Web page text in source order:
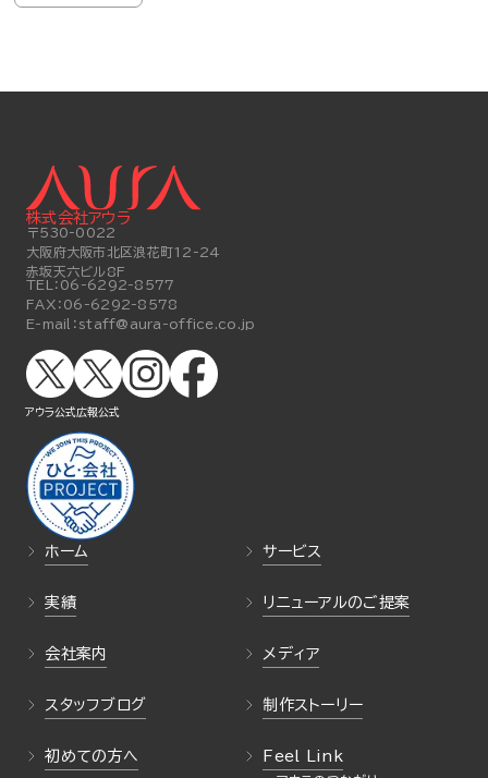
ホーム サービス
実績 リニューアルのご提案
会社案内 メディア
スタッフブログ 制作ストーリー
初めての方へ Feel Link
株式会社アウラ
〒530-0022
大阪府大阪市北区浪花町12-24
赤坂天六ビル8F
TEL： 06-6292-8577
FAX： 06-6292-8578
E-mail： staff@aura-office.co.jp
アウラ公式 広報公式